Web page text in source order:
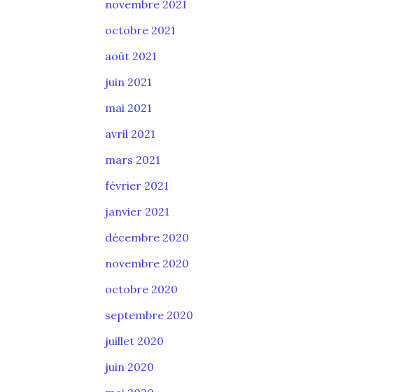
novembre 2021
octobre 2021
août 2021
juin 2021
mai 2021
avril 2021
mars 2021
février 2021
janvier 2021
décembre 2020
novembre 2020
octobre 2020
septembre 2020
juillet 2020
juin 2020